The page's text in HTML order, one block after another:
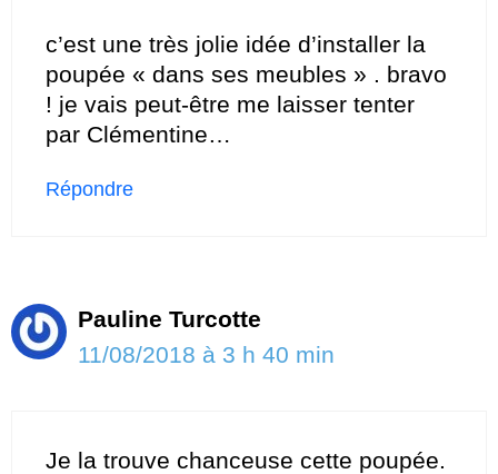
c’est une très jolie idée d’installer la
poupée « dans ses meubles » . bravo
! je vais peut-être me laisser tenter
par Clémentine…
Répondre
Pauline Turcotte
11/08/2018 à 3 h 40 min
Je la trouve chanceuse cette poupée.